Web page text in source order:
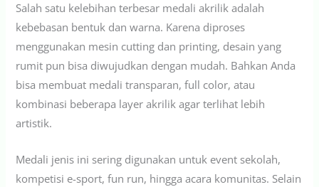
Salah satu kelebihan terbesar medali akrilik adalah
kebebasan bentuk dan warna. Karena diproses
menggunakan mesin cutting dan printing, desain yang
rumit pun bisa diwujudkan dengan mudah. Bahkan Anda
bisa membuat medali transparan, full color, atau
kombinasi beberapa layer akrilik agar terlihat lebih
artistik.
Medali jenis ini sering digunakan untuk event sekolah,
kompetisi e-sport, fun run, hingga acara komunitas. Selain